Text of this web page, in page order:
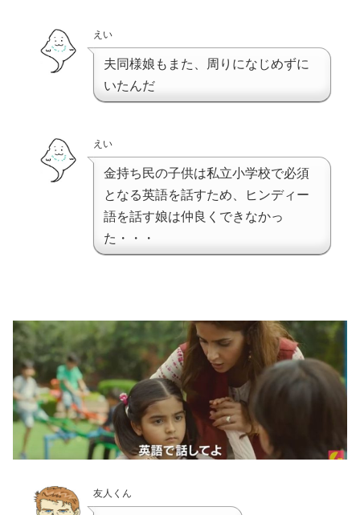
えい
夫同様娘もまた、周りになじめずに
いたんだ
えい
金持ち民の子供は私立小学校で必須
となる英語を話すため、ヒンディー
語を話す娘は仲良くできなかっ
た・・・
友人くん